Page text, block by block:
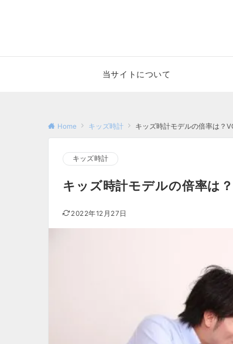
当サイトについて
Home キッズ時計 キッズ時計モデルの倍率は？
キッズ時計
キッズ時計モデルの倍率は
2022年12月27日